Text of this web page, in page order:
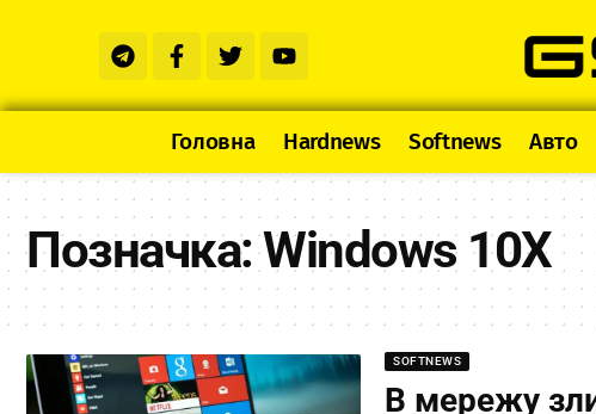
Головна Hardnews Softnews Авто
Позначка:Windows 10X
SOFTNEWS
В мережу